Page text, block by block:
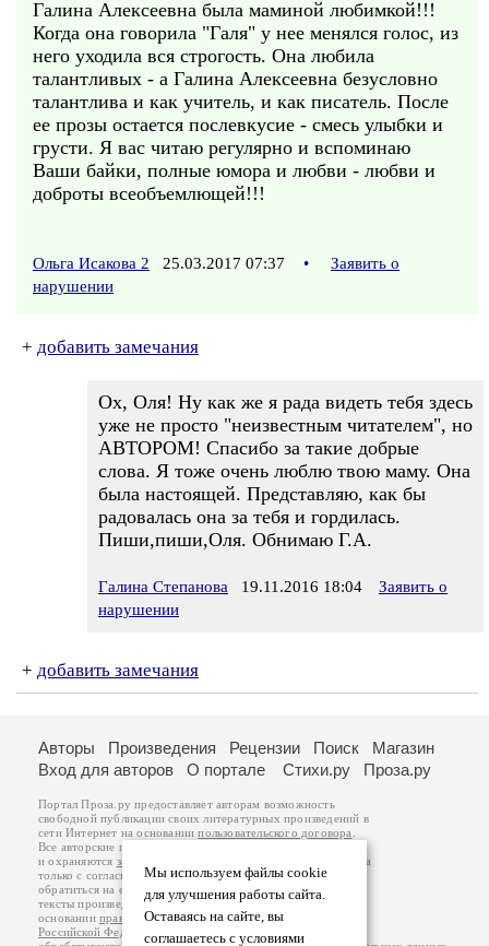
Галина Алексеевна была маминой любимкой!!!
Когда она говорила "Галя" у нее менялся голос, из
него уходила вся строгость. Она любила
талантливых - а Галина Алексеевна безусловно
талантлива и как учитель, и как писатель. После
ее прозы остается послевкусие - смесь улыбки и
грусти. Я вас читаю регулярно и вспоминаю
Ваши байки, полные юмора и любви - любви и
доброты всеобъемлющей!!!
Ольга Исакова 2 25.03.2017 07:37 •
Заявить о
нарушении
+ добавить замечания
Ох, Оля! Ну как же я рада видеть тебя здесь
уже не просто "неизвестным читателем", но
АВТОРОМ! Спасибо за такие добрые
слова. Я тоже очень люблю твою маму. Она
была настоящей. Представляю, как бы
радовалась она за тебя и гордилась.
Пиши,пиши,Оля. Обнимаю Г.А.
Галина Степанова 19.11.2016 18:04
Заявить о
нарушении
+ добавить замечания
Мы используем файлы cookie
для улучшения работы сайта.
Оставаясь на сайте, вы
соглашаетесь с условиями
Авторы Произведения Рецензии Поиск
Магазин
Вход для авторов
О портале Стихи.ру Проза.ру
Портал Проза.ру предоставляет авторам возможность
свободной публикации своих литературных произведений в
сети Интернет на основаниипользовательского договора
Все авторские права на произведения принадлежат авторам
и охраняются законом
. Перепечатка произведений возможна
только с согласия его автора, к которому вы можете
обратиться на его авторской странице. Ответственность за
тексты произведений авторы несут самостоятельно на
основанииправил публикацииизаконодательства
Российской Федерации